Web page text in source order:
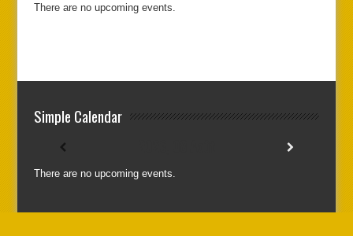
There are no upcoming events.
Simple Calendar
There are no upcoming events.